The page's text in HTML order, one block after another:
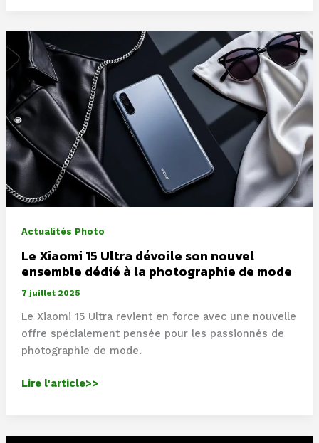
et
la
photographie
numérique
:
une
combinaison
gagnante
Actualités Photo
Le Xiaomi 15 Ultra dévoile son nouvel
ensemble dédié à la photographie de mode
7 juillet 2025
Le Xiaomi 15 Ultra revient en force avec une nouvelle
offre spécialement pensée pour les passionnés de
photographie de mode.
Le
Ultra
Lire l'article>>